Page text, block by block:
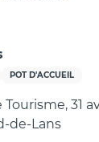
POT D'ACCUEIL
31
de-Lans